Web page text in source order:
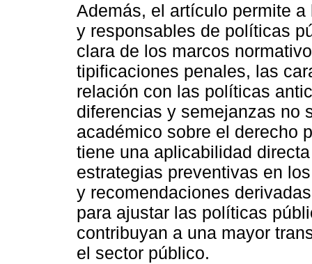
Además, el artículo permite
y responsables de políticas
clara de los marcos
tipificaciones penales, las
relación con las políticas
diferencias y semejanzas no
académico sobre el derecho
tiene una aplicabilidad
estrategias preventivas en
y recomendaciones
para ajustar las políticas
contribuyan a una mayor
el sector público.